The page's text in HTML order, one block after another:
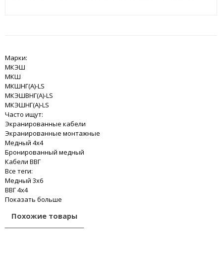
Марки:
МКЭШ
МКШ
МКШНГ(A)-LS
МКЭШВНГ(A)-LS
МКЭШНГ(A)-LS
Часто ищут:
Экранированные кабели
Экранированные монтажные
Медный 4x4
Бронированный медный
Кабели ВВГ
Все теги:
Медный 3x6
ВВГ 4x4
Показать больше
Похожие товары